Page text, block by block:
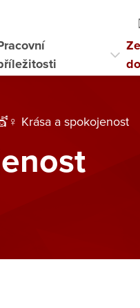
Krása a spokojenost